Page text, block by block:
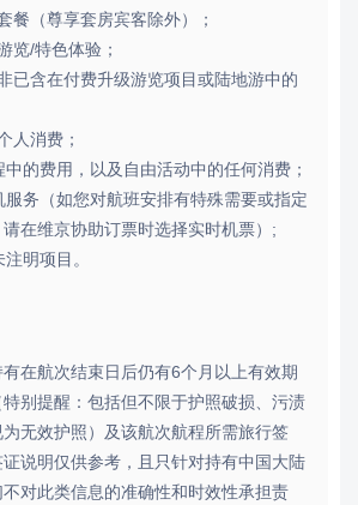
餐（尊享套房宾客除外）；
览/特色体验；
已含在付费升级游览项目或陆地游中的
人消费；
的费用，以及自由活动中的任何消费；
服务（如您对航班安排有特殊需要或指定
在维京协助订票时选择实时机票）;
明项目。
在航次结束日后仍有6个月以上有效期
别提醒：包括但不限于护照破损、污渍
无效护照）及该航次航程所需旅行签
说明仅供参考，且只针对持有中国大陆
对此类信息的准确性和时效性承担责